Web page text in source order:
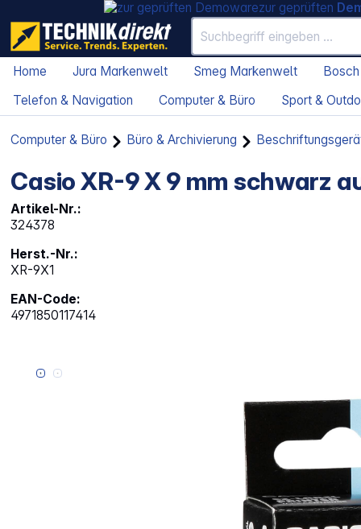
zur geprüften
Home Jura Markenwelt Smeg Markenwelt
Telefon & Navigation
Computer & Büro Sport &
Computer & Büro Büro & Archivierung
Casio XR-9 X 9 mm schwarz
Artikel-Nr.:
324378
Herst.-Nr.:
XR-9X1
EAN-Code:
4971850117414
Bildergalerie überspringen